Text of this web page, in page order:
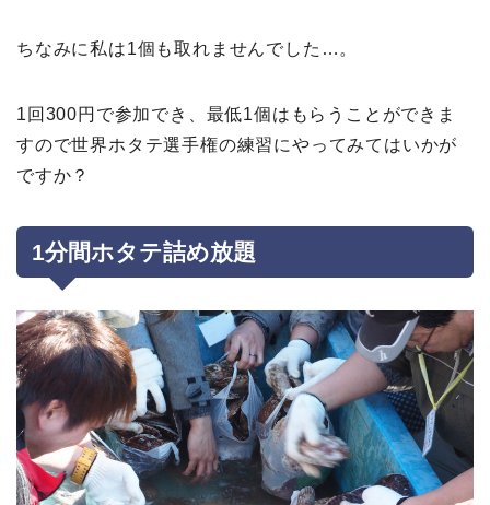
ちなみに私は1個も取れませんでした…。
1回300円で参加でき、最低1個はもらうことができま
すので世界ホタテ選手権の練習にやってみてはいかが
ですか？
1分間ホタテ詰め放題